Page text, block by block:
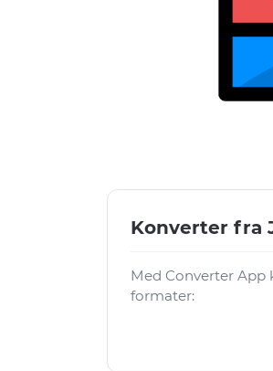
Konverter fra
Med Converter App
formater: